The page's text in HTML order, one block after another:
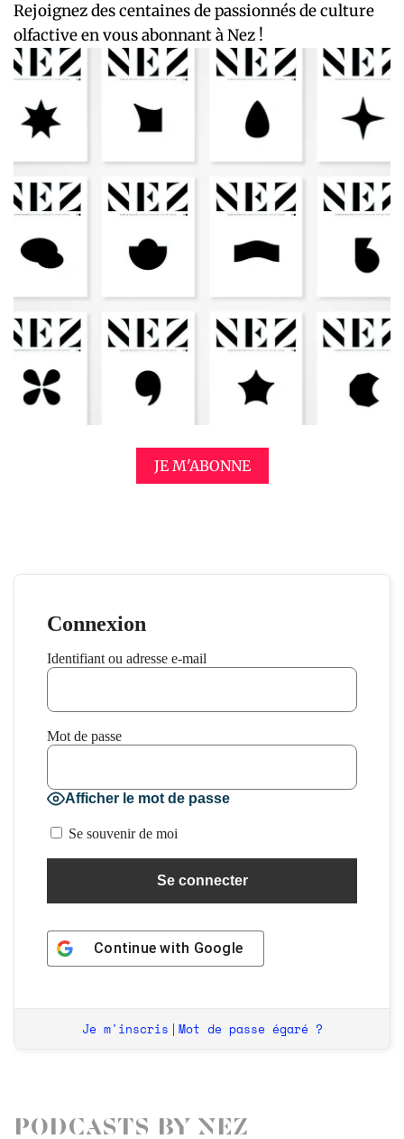
Rejoignez des centaines de passionnés de culture
olfactive en vous abonnant à Nez !
JE M'ABONNE
Connexion
Identifiant ou adresse e-mail
Mot de passe
Afficher le mot de passe
Se souvenir de moi
Continue with Google
Je m'inscris | Mot de passe égaré ?
Podcasts by Nez